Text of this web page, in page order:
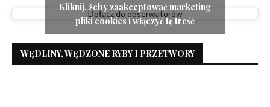
Dołącz do obserwatorów
Kliknij, żeby zaakceptować marketing
pliki cookies i włączyć tę treść
WĘDLINY, WĘDZONE RYBY I PRZETWORY